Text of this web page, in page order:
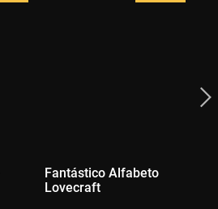
Fantástico Alfabeto
Lovecraft